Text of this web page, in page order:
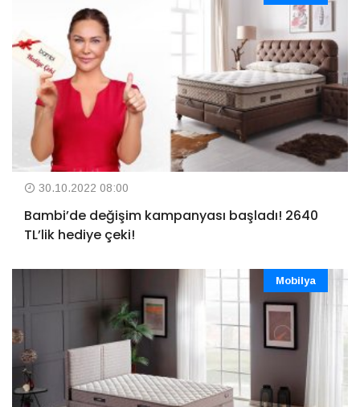
30.10.2022 08:00
Bambi’de değişim kampanyası başladı! 2640
TL’lik hediye çeki!
Mobilya